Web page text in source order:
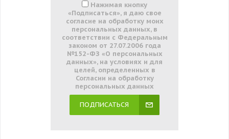
Нажимая кнопку
«Подписаться», я даю свое
согласие на обработку моих
персональных данных, в
соответствии с Федеральным
законом от 27.07.2006 года
№152-ФЗ «О персональных
данных», на условиях и для
целей, определенных в
Согласии на обработку
персональных данных
ПОДПИСАТЬСЯ